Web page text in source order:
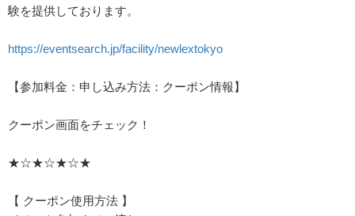
験を提供しております。
https://eventsearch.jp/facility/newlextokyo
【参加料金：申し込み方法：クーポン情報】
クーポン画面をチェック！
★☆★☆★☆★
【 クーポン使用方法 】